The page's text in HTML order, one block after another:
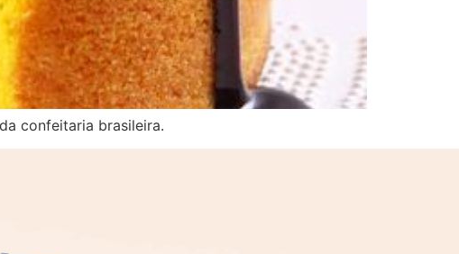
confeitaria brasileira.